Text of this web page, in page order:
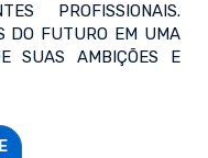
PROFISSIONAIS.
DO FUTURO EM UMA
SUAS AMBIÇÕES E